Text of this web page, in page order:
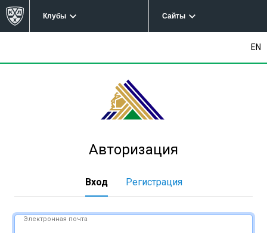
Клубы Сайты
EN
Авторизация
Вход Регистрация
Электронная почта